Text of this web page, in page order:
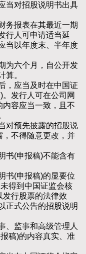
对招股说明书出具
报表在其最近一期
行人可申请适当延
当以年度末、半年度
六个月，自公开发
算。
应当及时在中国证
发行人可在公司网
容应当一致，且不
预先披露的招股说
，不得随意更改，并
(申报稿)不能含有
(申报稿)的显要位
得到中国证监会核
行股票的法律效
正式公告的招股说明
监事和高级管理人
稿)的内容真实、准